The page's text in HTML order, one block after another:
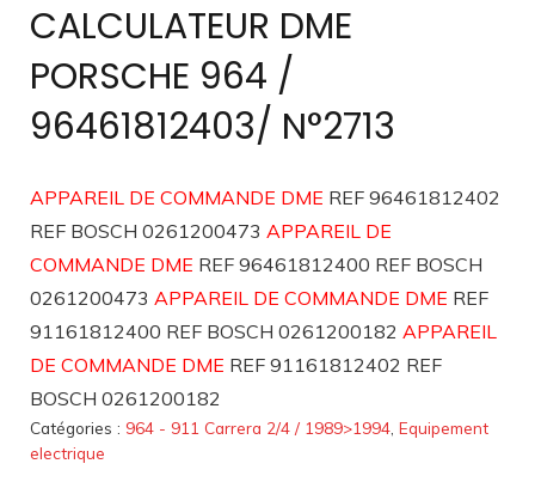
CALCULATEUR DME
PORSCHE 964 /
96461812403/ N°2713
APPAREIL DE COMMANDE DME REF 96461812402
REF BOSCH 0261200473 APPAREIL DE
COMMANDE DME REF 96461812400 REF BOSCH
0261200473 APPAREIL DE COMMANDE DME REF
91161812400 REF BOSCH 0261200182 APPAREIL
DE COMMANDE DME REF 91161812402 REF
BOSCH 0261200182
Catégories : 964 - 911 Carrera 2/4 / 1989>1994, Equipement
electrique